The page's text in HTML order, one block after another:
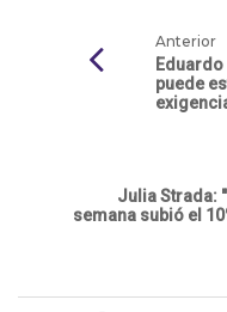
Anterior
puede
Julia Strada:
semana subió el